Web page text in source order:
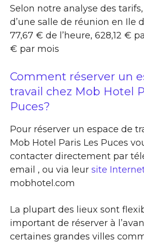
Selon notre analyse des
d’une salle de réunion en Ile
77,67 € de l’heure, 628,12 €
€ par mois
Comment réserver un
travail chez Mob Hotel
Puces?
Pour réserver un espace de
Mob Hotel Paris Les Puces
contacter directement par
email , ou via leur site
mobhotel.com
La plupart des lieux sont
important de réserver à
certaines grandes villes